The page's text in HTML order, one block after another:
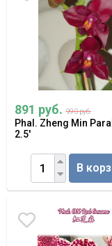
891 руб. 990 руб.
Phal. Zheng Min
2.5'
В